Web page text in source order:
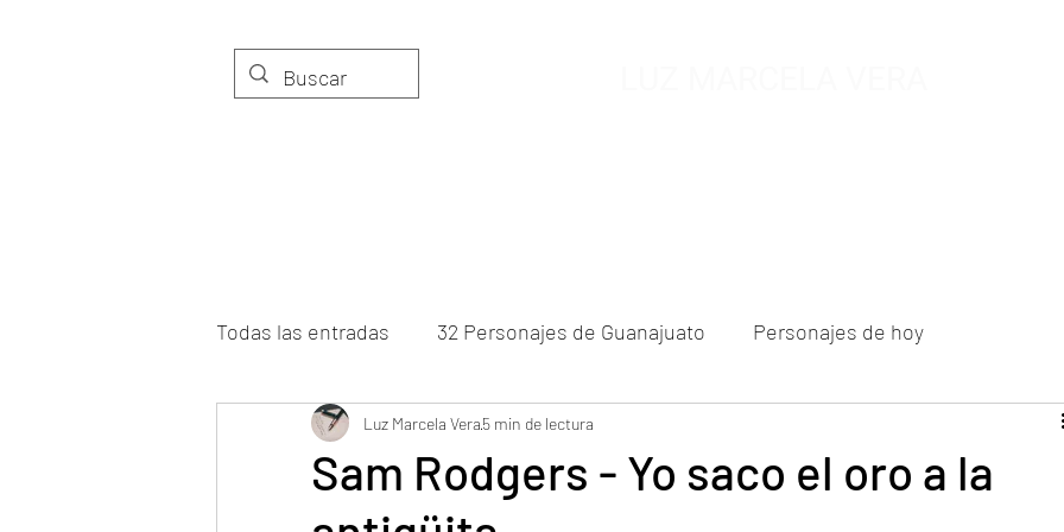
Todas las entradas 32 Personajes de Guanajuato Personajes de hoy
Viento de palabras Voces de un nuevo siglo
Sam Rodgers - Yo saco el oro a la
Luz Marcela Vera5 min de lectura